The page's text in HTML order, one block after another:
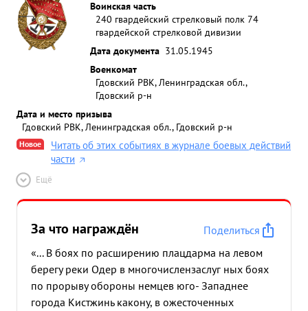
Воинская часть
240 гвардейский стрелковый полк 74
гвардейской стрелковой дивизии
Дата документа 31.05.1945
Военкомат
Гдовский РВК, Ленинградская обл.,
Гдовский р-н
Дата и место призыва
Гдовский РВК, Ленинградская обл., Гдовский р-н
Новое
Читать об этих событиях в журнале боевых действий
части
Ещё
За что награждён
Поделиться
«... В боях по расширению плацдарма на левом
берегу реки Одер в многочислензаслуг ных боях
по прорыву обороны немцев юго- Западнее
города Кистжинь какону, в ожесточенных